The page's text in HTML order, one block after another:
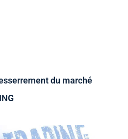
du marché